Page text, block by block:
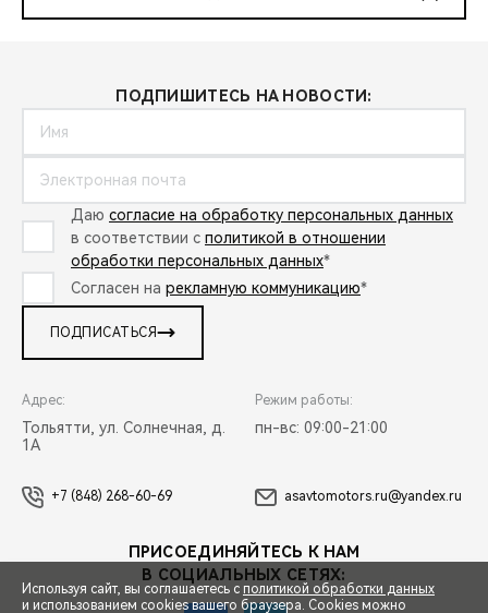
ПОДПИШИТЕСЬ НА НОВОСТИ:
Даю согласие на обработку персональных данных
в соответствии с политикой в отношении
обработки персональных данных*
Согласен на рекламную коммуникацию*
ПОДПИСАТЬСЯ
Адрес:
Тольятти, ул. Солнечная, д.
1А
Режим работы:
пн-вс: 09:00-21:00
+7 (848) 268-60-69 asavtomotors.ru@yandex.ru
ПРИСОЕДИНЯЙТЕСЬ К НАМ
В СОЦИАЛЬНЫХ СЕТЯХ:
Используя сайт, вы соглашаетесь с политикой обработки данных
и использованием cookies вашего браузера. Cookies можно